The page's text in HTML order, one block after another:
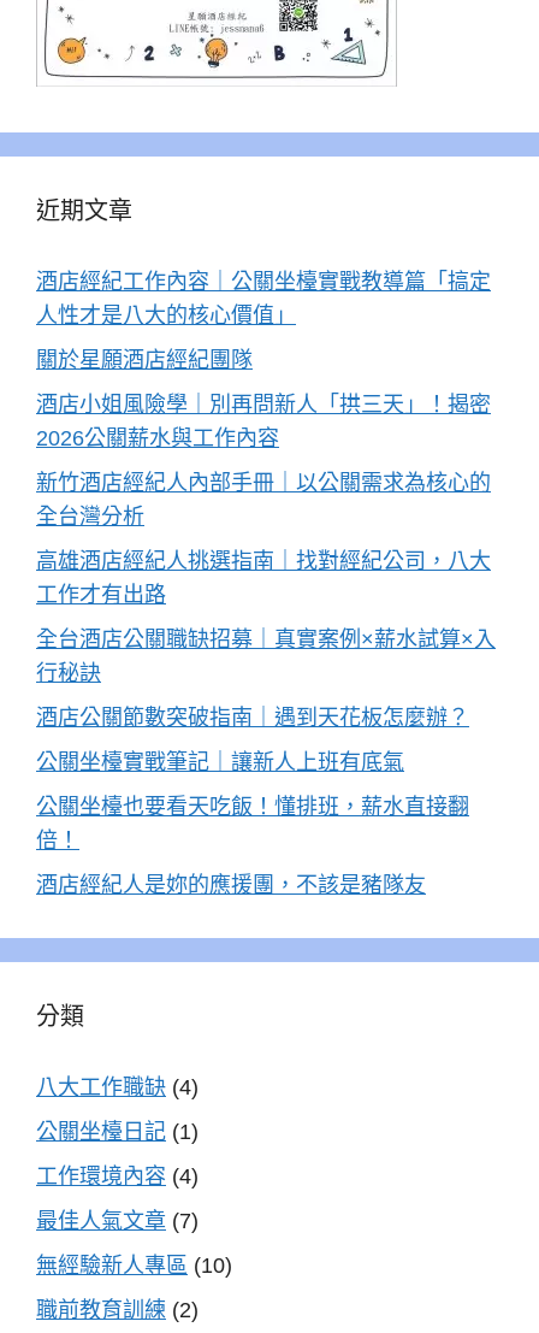
近期文章
酒店經紀工作內容｜公關坐檯實戰教導篇「搞定
人性才是八大的核心價值」
關於星願酒店經紀團隊
酒店小姐風險學｜別再問新人「拱三天」！揭密
2026公關薪水與工作內容
新竹酒店經紀人內部手冊｜以公關需求為核心的
全台灣分析
高雄酒店經紀人挑選指南｜找對經紀公司，八大
工作才有出路
全台酒店公關職缺招募｜真實案例×薪水試算×入
行秘訣
酒店公關節數突破指南｜遇到天花板怎麼辦？
公關坐檯實戰筆記｜讓新人上班有底氣
公關坐檯也要看天吃飯！懂排班，薪水直接翻
倍！
酒店經紀人是妳的應援團，不該是豬隊友
分類
八大工作職缺 (4)
公關坐檯日記 (1)
工作環境內容 (4)
最佳人氣文章 (7)
無經驗新人專區 (10)
職前教育訓練 (2)